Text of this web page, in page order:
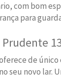
com bom
para
de
seu novo lar.